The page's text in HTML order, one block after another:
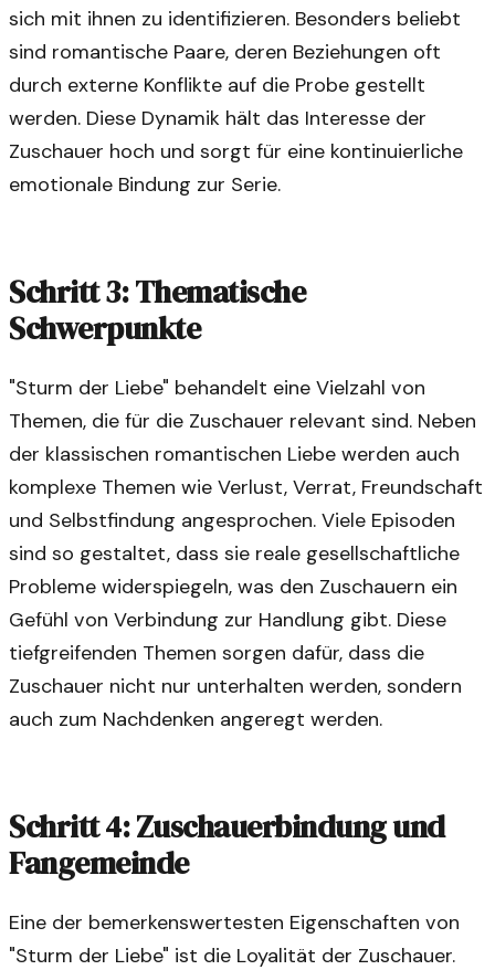
sich mit ihnen zu identifizieren. Besonders beliebt
sind romantische Paare, deren Beziehungen oft
durch externe Konflikte auf die Probe gestellt
werden. Diese Dynamik hält das Interesse der
Zuschauer hoch und sorgt für eine kontinuierliche
emotionale Bindung zur Serie.
Schritt 3: Thematische
Schwerpunkte
"Sturm der Liebe" behandelt eine Vielzahl von
Themen, die für die Zuschauer relevant sind. Neben
der klassischen romantischen Liebe werden auch
komplexe Themen wie Verlust, Verrat, Freundschaft
und Selbstfindung angesprochen. Viele Episoden
sind so gestaltet, dass sie reale gesellschaftliche
Probleme widerspiegeln, was den Zuschauern ein
Gefühl von Verbindung zur Handlung gibt. Diese
tiefgreifenden Themen sorgen dafür, dass die
Zuschauer nicht nur unterhalten werden, sondern
auch zum Nachdenken angeregt werden.
Schritt 4: Zuschauerbindung und
Fangemeinde
Eine der bemerkenswertesten Eigenschaften von
"Sturm der Liebe" ist die Loyalität der Zuschauer.